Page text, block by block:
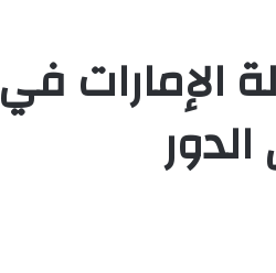
الإمارات في